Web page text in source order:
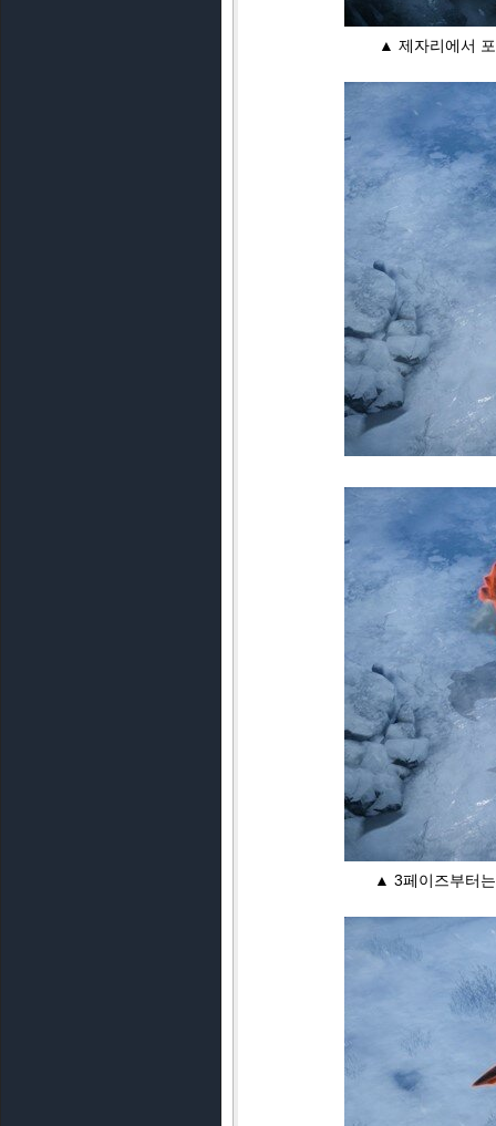
▲ 제자리에서
▲ 3페이즈부터